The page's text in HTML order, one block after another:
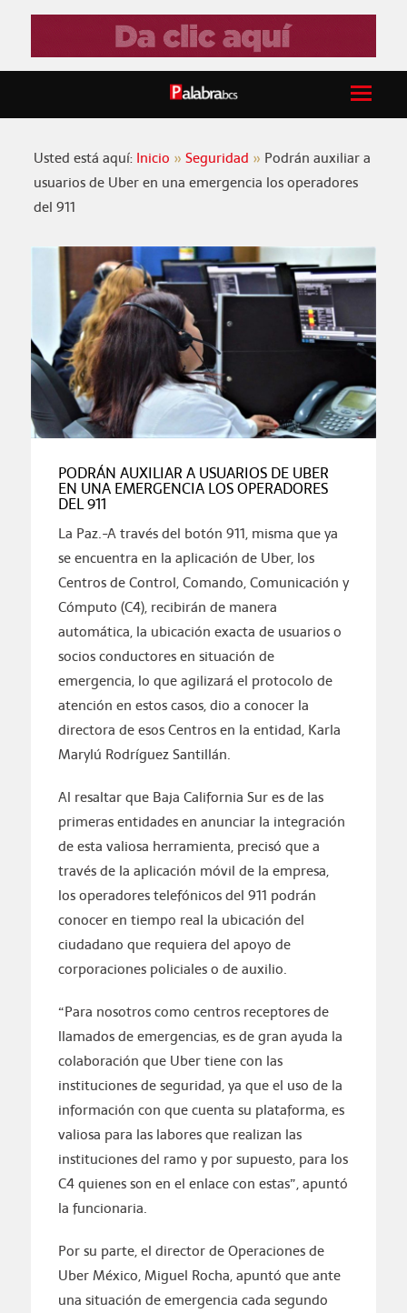
Usted está aquí: Inicio Seguridad
Podrán auxiliar a
usuarios de Uber en una emergencia los operadores
del 911
PODRÁN AUXILIAR A USUARIOS DE UBER
EN UNA EMERGENCIA LOS OPERADORES
DEL 911
La Paz.-A través del botón 911, misma que ya
se encuentra en la aplicación de Uber, los
Centros de Control, Comando, Comunicación y
Cómputo (C4), recibirán de manera
automática, la ubicación exacta de usuarios o
socios conductores en situación de
emergencia, lo que agilizará el protocolo de
atención en estos casos, dio a conocer la
directora de esos Centros en la entidad, Karla
Marylú Rodríguez Santillán.
Al resaltar que Baja California Sur es de las
primeras entidades en anunciar la integración
de esta valiosa herramienta, precisó que a
través de la aplicación móvil de la empresa,
los operadores telefónicos del 911 podrán
conocer en tiempo real la ubicación del
ciudadano que requiera del apoyo de
corporaciones policiales o de auxilio.
“Para nosotros como centros receptores de
llamados de emergencias, es de gran ayuda la
colaboración que Uber tiene con las
instituciones de seguridad, ya que el uso de la
información con que cuenta su plataforma, es
valiosa para las labores que realizan las
instituciones del ramo y por supuesto, para los
C4 quienes son en el enlace con estas”, apuntó
la funcionaria.
Por su parte, el director de Operaciones de
Uber México, Miguel Rocha, apuntó que ante
una situación de emergencia cada segundo